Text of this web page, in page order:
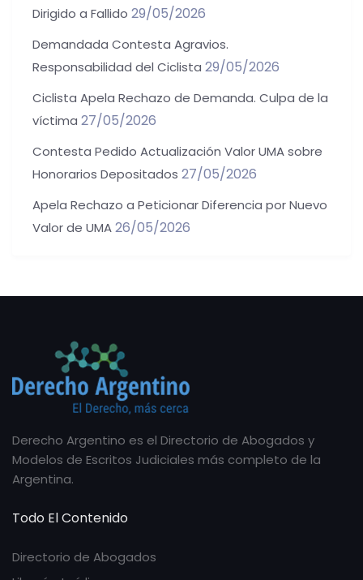
Dirigido a Fallido 29/05/2026
Demandada Contesta Agravios.
Responsabilidad del Ciclista 29/05/2026
Ciclista Apela Rechazo de Demanda. Culpa de la
víctima 27/05/2026
Contesta Pedido Actualización Valor UMA sobre
Honorarios Depositados 27/05/2026
Apela Rechazo a Peticionar Diferencia por Nuevo
Valor de UMA26/05/2026
Derecho Argentino es el Directorio de Abogados y
Modelos de Escritos Judiciales más completo de la
Argentina.
Todo El Contenido
Directorio de Abogados